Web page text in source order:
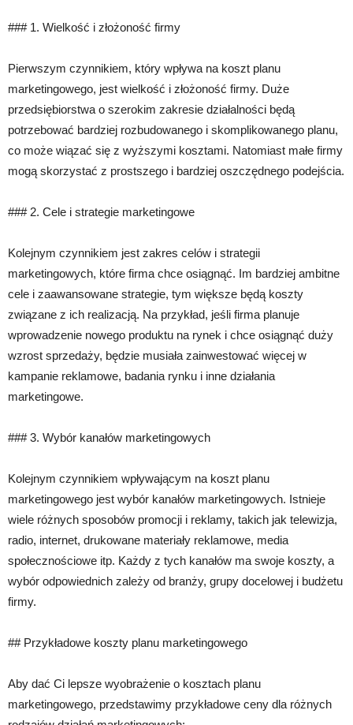
### 1. Wielkość i złożoność firmy
Pierwszym czynnikiem, który wpływa na koszt planu
marketingowego, jest wielkość i złożoność firmy. Duże
przedsiębiorstwa o szerokim zakresie działalności będą
potrzebować bardziej rozbudowanego i skomplikowanego planu,
co może wiązać się z wyższymi kosztami. Natomiast małe firmy
mogą skorzystać z prostszego i bardziej oszczędnego podejścia.
### 2. Cele i strategie marketingowe
Kolejnym czynnikiem jest zakres celów i strategii
marketingowych, które firma chce osiągnąć. Im bardziej ambitne
cele i zaawansowane strategie, tym większe będą koszty
związane z ich realizacją. Na przykład, jeśli firma planuje
wprowadzenie nowego produktu na rynek i chce osiągnąć duży
wzrost sprzedaży, będzie musiała zainwestować więcej w
kampanie reklamowe, badania rynku i inne działania
marketingowe.
### 3. Wybór kanałów marketingowych
Kolejnym czynnikiem wpływającym na koszt planu
marketingowego jest wybór kanałów marketingowych. Istnieje
wiele różnych sposobów promocji i reklamy, takich jak telewizja,
radio, internet, drukowane materiały reklamowe, media
społecznościowe itp. Każdy z tych kanałów ma swoje koszty, a
wybór odpowiednich zależy od branży, grupy docelowej i budżetu
firmy.
## Przykładowe koszty planu marketingowego
Aby dać Ci lepsze wyobrażenie o kosztach planu
marketingowego, przedstawimy przykładowe ceny dla różnych